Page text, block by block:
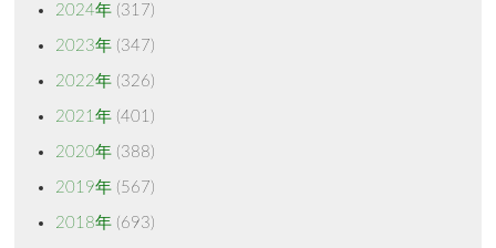
2024年(317)
2023年(347)
2022年(326)
2021年(401)
2020年(388)
2019年(567)
2018年(693)